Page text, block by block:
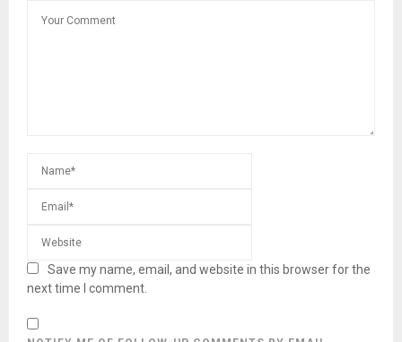
Save my name, email, and website in this browser for the
next time I comment.